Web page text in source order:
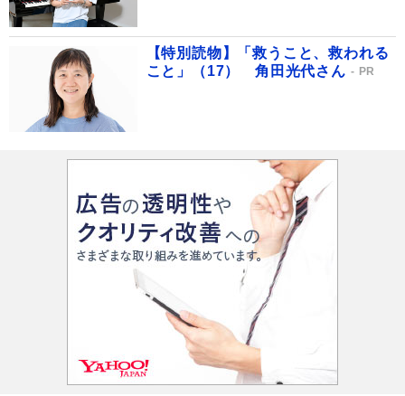
【特別読物】「救うこと、救われる
こと」（17） 角田光代さん
PR